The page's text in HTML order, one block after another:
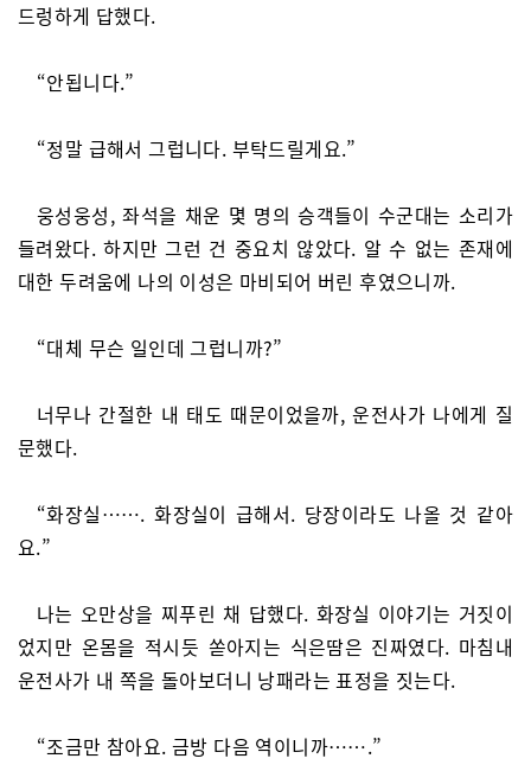
드렁하게 답했다.
“안됩니다.”
“정말 급해서 그럽니다. 부탁드릴게요.”
웅성웅성, 좌석을 채운 몇 명의 승객들이 수군대는 소리가
들려왔다. 하지만 그런 건 중요치 않았다. 알 수 없는 존재에
대한 두려움에 나의 이성은 마비되어 버린 후였으니까.
“대체 무슨 일인데 그럽니까?”
너무나 간절한 내 태도 때문이었을까, 운전사가 나에게 질
문했다.
“화장실……. 화장실이 급해서. 당장이라도 나올 것 같아
요.”
나는 오만상을 찌푸린 채 답했다. 화장실 이야기는 거짓이
었지만 온몸을 적시듯 쏟아지는 식은땀은 진짜였다. 마침내
운전사가 내 쪽을 돌아보더니 낭패라는 표정을 짓는다.
“조금만 참아요. 금방 다음 역이니까…….”